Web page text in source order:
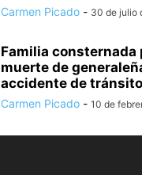
Carmen Picado - 30 de julio
Familia consternada
muerte de
accidente de
Carmen Picado - 10 de